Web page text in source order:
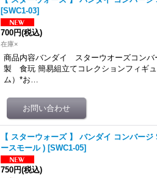
[SWC1-03]
700円(税込)
在庫×
商品内容バンダイ スターウオーズコン
製 食玩 簡易組立てコレクションフィギ
ム）*お…
【 スターウォーズ 】 バンダイ コンバー
ースモール ) [SWC1-05]
750円(税込)